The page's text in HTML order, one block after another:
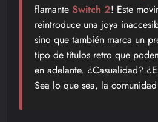
flamante Switch 2! Este
reintroduce una joya
sino que también marca un
tipo de títulos retro que
en adelante. ¿Casualidad?
Sea lo que sea, la